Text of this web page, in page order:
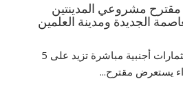
مشروعي المدينتين
الجديدة ومدينة العلمين
ينفذهما تحالف عالمي باستثمارات أجنبية مباشرة تزيد على 5
يستعرض مقترح...